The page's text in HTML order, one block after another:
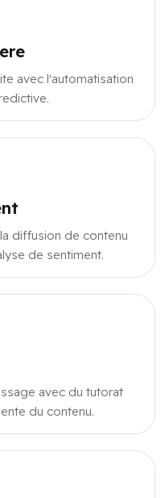
avec l'automatisation
diffusion de contenu
de sentiment.
avec du tutorat
du contenu.